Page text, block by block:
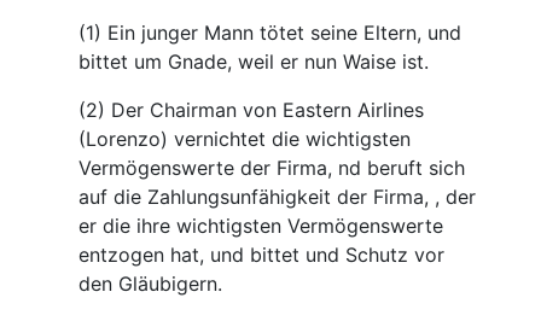
(1) Ein junger Mann tötet seine Eltern, und
bittet um Gnade, weil er nun Waise ist.
(2) Der Chairman von Eastern Airlines
(Lorenzo) vernichtet die wichtigsten
Vermögenswerte der Firma, nd beruft sich
auf die Zahlungsunfähigkeit der Firma, , der
er die ihre wichtigsten Vermögenswerte
entzogen hat, und bittet und Schutz vor
den Gläubigern.